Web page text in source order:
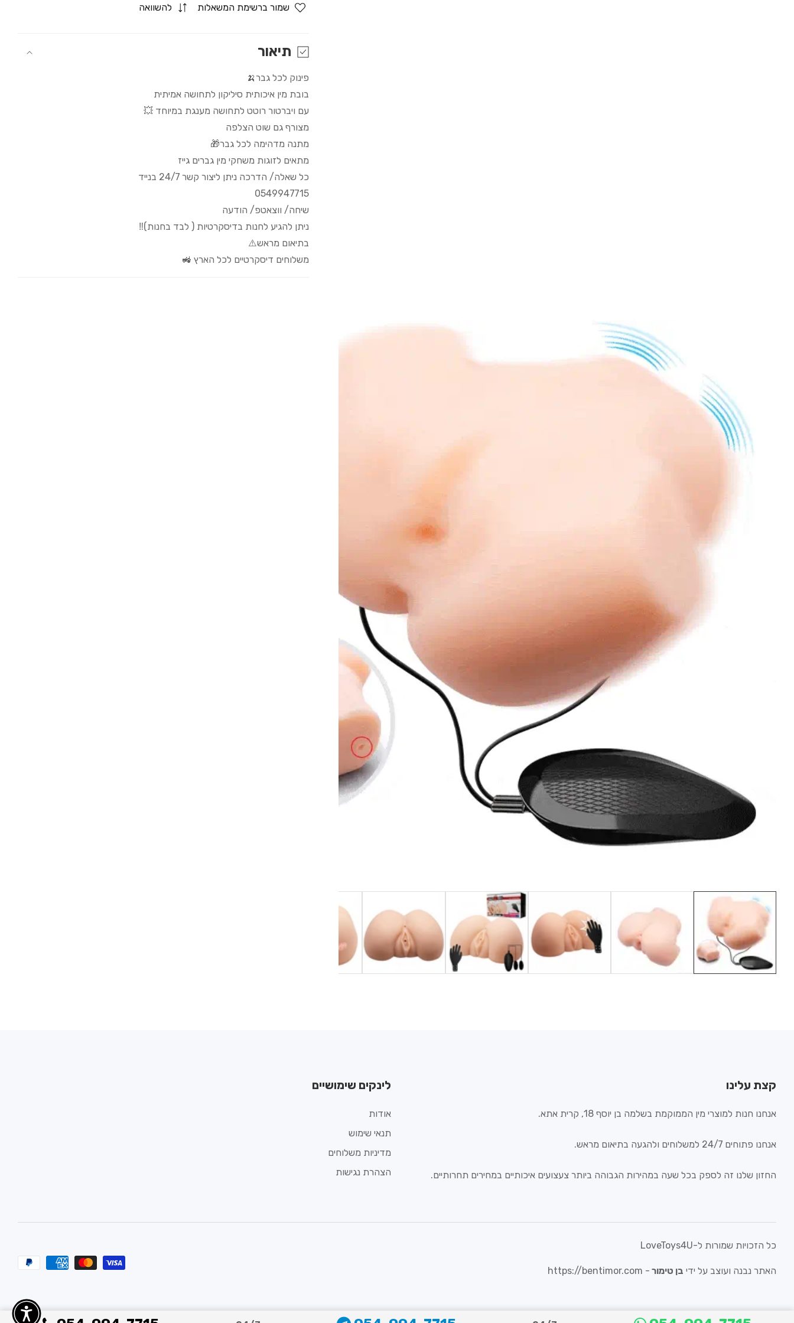
gallery
for
Ass
for
שמור ברשימת המשאלות להשוואה
תיאור
פינוק לכל גבר🍌
בובת מין איכותית סיליקון לתחושה אמיתית
עם ויברטור רוטט לתחושה מענגת במיוחד 💥
מצורף גם שוט הצלפה
מתנה מדהימה לכל גבר🎁
מתאים לזוגות משחקי מין גברים גייז
כל שאלה/ הדרכה ניתן ליצור קשר 24/7 בנייד
0549947715
שיחה/ ווצאטפ/ הודעה
ניתן להגיע לחנות בדיסקרטיות ( לבד בחנות)‼️
בתיאום מראש⚠️
משלוחים דיסקרטיים לכל הארץ 🚜
קצת עלינו
אנחנו חנות למוצרי מין הממוקמת בשלמה בן יוסף 18, קרית אתא.
אנחנו פתוחים 24/7 למשלוחים ולהגעה בתיאום מראש.
החזון שלנו זה לספק בכל שעה במהירות הגבוהה ביותר צעצועים איכותיים במחירים תחרותיים.
לינקים שימושיים
אודות
תנאי שימוש
מדיניות משלוחים
הצהרת נגישות
כל הזכויות שמורות ל-LoveToys4U
האתר נבנה ועוצב על ידי בן טימור -
https://bentimor.com